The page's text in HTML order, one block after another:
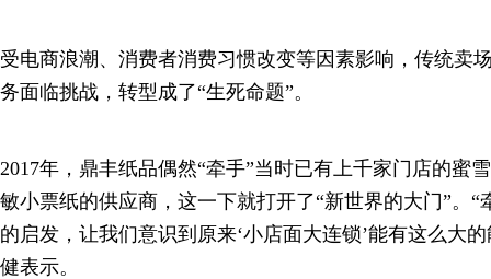
受电商浪潮、消费者消费习惯改变等因素影响，传统卖
务面临挑战，转型成了“生死命题”。
2017年，鼎丰纸品偶然“牵手”当时已有上千家门店的蜜
敏小票纸的供应商，这一下就打开了“新世界的大门”。
的启发，让我们意识到原来‘小店面大连锁’能有这么大
健表示。